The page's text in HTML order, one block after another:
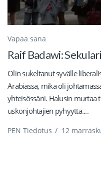
Vapaa sana
Raif Badawi:
Olin sukeltanut syvälle
Arabiassa, mikä oli
yhteisössäni. Halusin
uskonjohtajien pyhyyttä....
PEN Tiedotus / 12